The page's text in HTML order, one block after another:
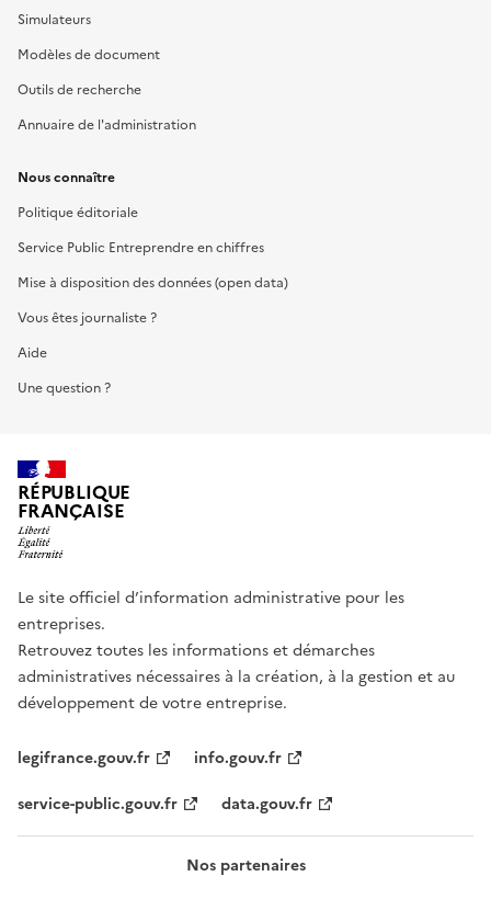
Simulateurs
Modèles de document
Outils de recherche
Annuaire de l'administration
Nous connaître
Politique éditoriale
Service Public Entreprendre en chiffres
Mise à disposition des données (open data)
Vous êtes journaliste ?
Aide
Une question ?
RÉPUBLIQUE
FRANÇAISE
Le site officiel d’information administrative pour les
entreprises.
Retrouvez toutes les informations et démarches
administratives nécessaires à la création, à la gestion et au
développement de votre entreprise.
legifrance.gouv.fr
info.gouv.fr
service-public.gouv.fr
data.gouv.fr
Nos partenaires